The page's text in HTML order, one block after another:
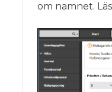
om namnet.